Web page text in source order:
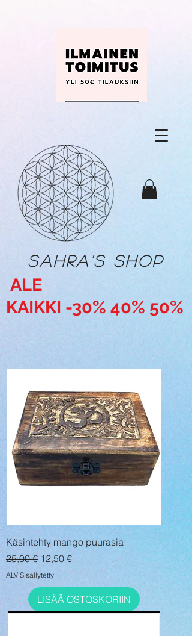
Sahra's shop
ALE
KAIKKI -30% 40% 50%
Käsintehty mango puurasia
Normaali hinta
25,00 € Alehinta
12,50 €
ALV Sisällytetty
LISÄÄ OSTOSKORIIN